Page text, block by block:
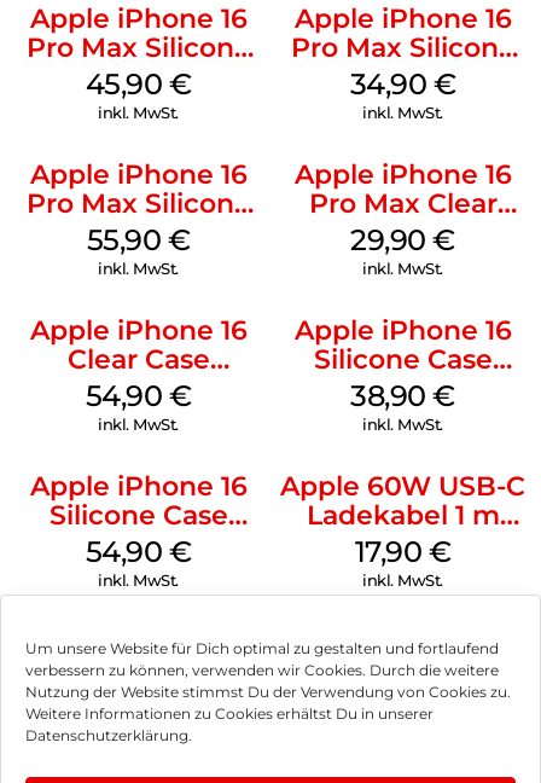
Um unsere Website für Dich optimal zu gestalten und fortlaufend
verbessern zu können, verwenden wir Cookies. Durch die weitere
Nutzung der Website stimmst Du der Verwendung von Cookies zu.
Weitere Informationen zu Cookies erhältst Du in unserer
Datenschutzerklärung.
Apple iPhone 16
Pro Max Silicone
Case MagSafe
Ultramarine
45,90 €
inkl. MwSt.
Apple iPhone 16
Pro Max Silicone
Case MagSafe
Denim
34,90 €
inkl. MwSt.
Apple iPhone 16
Pro Max Silicone
Case MagSafe
Stone Gray
55,90 €
inkl. MwSt.
Apple iPhone 16
Pro Max Clear
Case MagSafe
Transparent
29,90€
inkl. MwSt.
Apple iPhone 16
Clear Case
MagSafe
Transparent
54,90 €
inkl. MwSt.
Apple iPhone 16
Silicone Case
MagSafe
Ultramarine
38,90€
inkl. MwSt.
Apple iPhone 16
Silicone Case
MagSafe Lake
Green
54,90 €
inkl. MwSt.
Apple 60W USB-C
Ladekabel 1 m
Weiß
17,90 €
inkl. MwSt.
Impressum